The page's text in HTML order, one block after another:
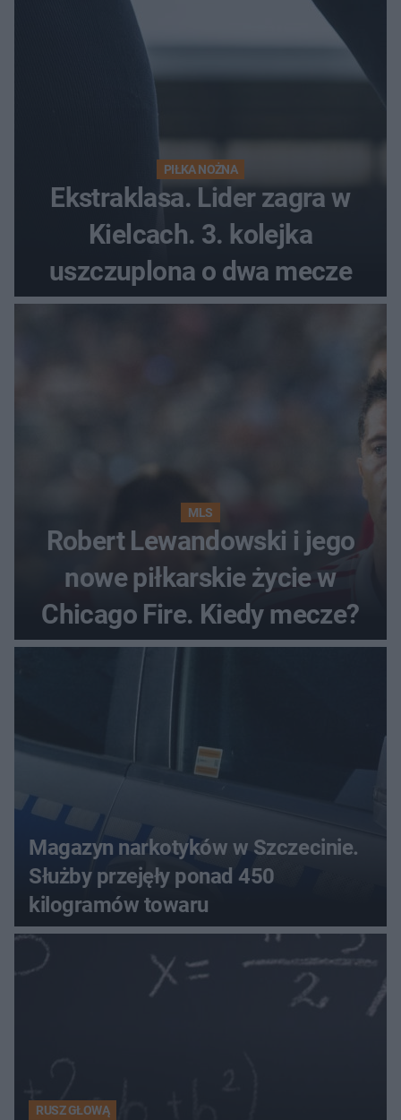
PIŁKA NOŻNA
Ekstraklasa. Lider zagra w
Kielcach. 3. kolejka
uszczuplona o dwa mecze
MLS
Robert Lewandowski i jego
nowe piłkarskie życie w
Chicago Fire. Kiedy mecze?
Magazyn narkotyków w Szczecinie.
Służby przejęły ponad 450
kilogramów towaru
RUSZ GŁOWĄ